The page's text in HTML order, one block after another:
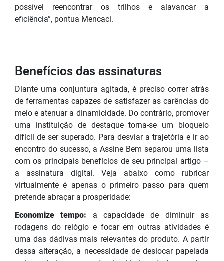
possível reencontrar os trilhos e alavancar a
eficiência”, pontua Mencaci.
Benefícios das assinaturas
Diante uma conjuntura agitada, é preciso correr atrás
de ferramentas capazes de satisfazer as carências do
meio e atenuar a dinamicidade. Do contrário, promover
uma instituição de destaque torna-se um bloqueio
difícil de ser superado. Para desviar a trajetória e ir ao
encontro do sucesso, a Assine Bem separou uma lista
com os principais benefícios de seu principal artigo –
a assinatura digital. Veja abaixo como rubricar
virtualmente é apenas o primeiro passo para quem
pretende abraçar a prosperidade:
Economize tempo: a capacidade de diminuir as
rodagens do relógio e focar em outras atividades é
uma das dádivas mais relevantes do produto. A partir
dessa alteração, a necessidade de deslocar papelada